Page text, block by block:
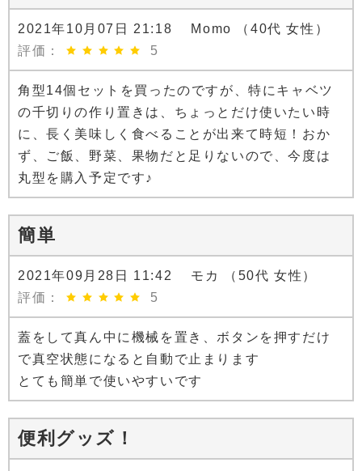
2021年10月07日 21:18 Momo （40代 女性）
評価：
5
角型14個セットを買ったのですが、特にキャベツ
の千切りの作り置きは、ちょっとだけ使いたい時
に、長く美味しく食べることが出来て時短！おか
ず、ご飯、野菜、果物だと足りないので、今度は
丸型を購入予定です♪
簡単
2021年09月28日 11:42 モカ （50代 女性）
評価：
5
蓋をして真ん中に機械を置き、ボタンを押すだけ
で真空状態になると自動で止まります
とても簡単で使いやすいです
便利グッズ！